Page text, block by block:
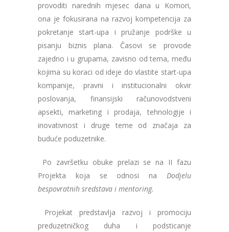
provoditi narednih mjesec dana u Komori,
ona je fokusirana na razvoj kompetencija za
pokretanje start-upa i pružanje podrške u
pisanju biznis plana. Časovi se provode
zajedno i u grupama, zavisno od tema, među
kojima su koraci od ideje do vlastite start-upa
kompanije, pravni i institucionalni okvir
poslovanja, finansijski računovodstveni
apsekti, marketing i prodaja, tehnologije i
inovativnost i druge teme od značaja za
buduće poduzetnike.
Po završetku obuke prelazi se na II fazu
Projekta koja se odnosi na Dodjelu
bespovratnih sredstava i mentoring.
Projekat predstavlja razvoj i promociju
preduzetničkog duha i podsticanje